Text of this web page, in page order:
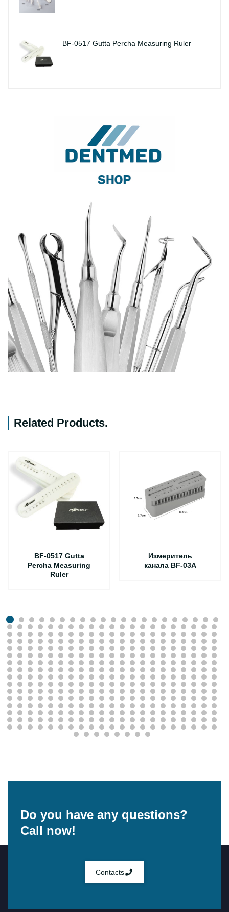
BF-0517 Gutta Percha Measuring Ruler
Related Products.
BF-0517 Gutta
Percha Measuring
Ruler
Измеритель
канала BF-03A
Do you have any questions?
Call now!
Contacts